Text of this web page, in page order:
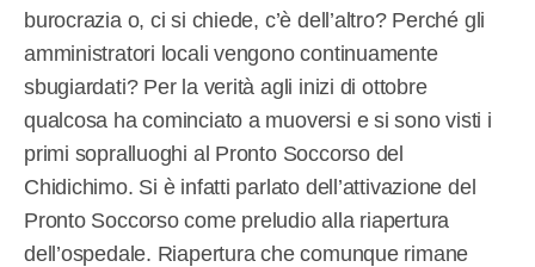
burocrazia o, ci si chiede, c’è dell’altro? Perché gli
amministratori locali vengono continuamente
sbugiardati? Per la verità agli inizi di ottobre
qualcosa ha cominciato a muoversi e si sono visti i
primi sopralluoghi al Pronto Soccorso del
Chidichimo. Si è infatti parlato dell’attivazione del
Pronto Soccorso come preludio alla riapertura
dell’ospedale. Riapertura che comunque rimane